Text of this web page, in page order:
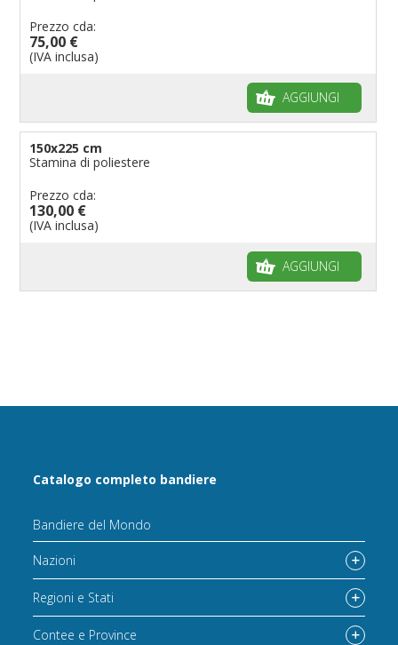
Prezzo cda:
75,00 €
(IVA inclusa)
AGGIUNGI
150x225 cm
Stamina di poliestere
Prezzo cda:
130,00 €
(IVA inclusa)
AGGIUNGI
Catalogo completo bandiere
Bandiere del Mondo
Nazioni
Regioni e Stati
Contee e Province